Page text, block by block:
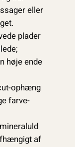
eller
plader
høje ende
ophæng
farve­
af